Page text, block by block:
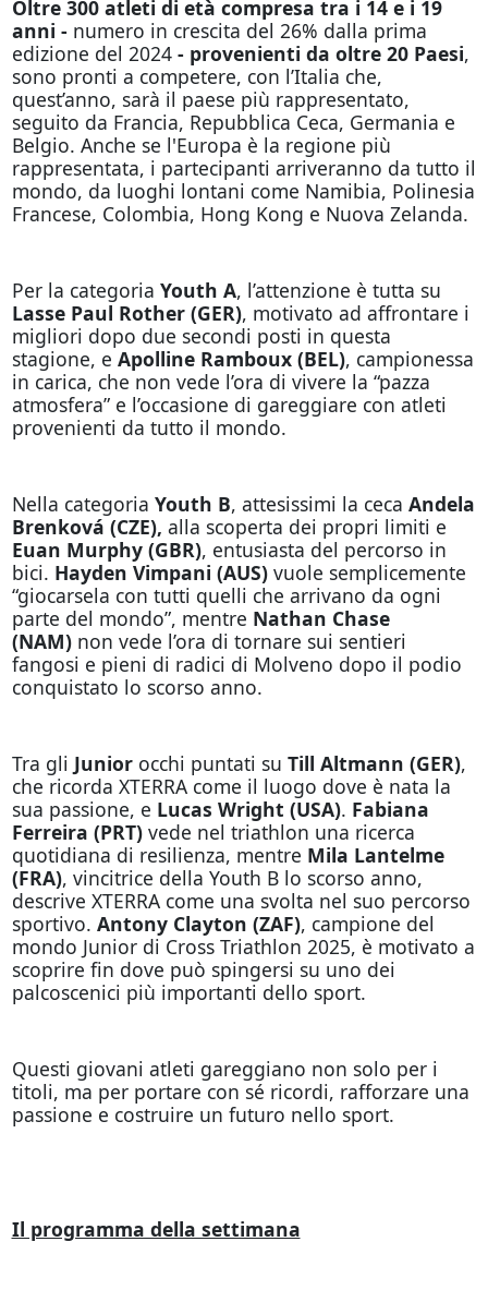
Oltre 300 atleti di età compresa tra i 14 e i 19
anni - numero in crescita del 26% dalla prima
edizione del 2024- provenienti da oltre 20 Paesi,
sono pronti a competere, con l’Italia che,
quest’anno, sarà il paese più rappresentato,
seguito da Francia, Repubblica Ceca, Germania e
Belgio. Anche se l'Europa è la regione più
rappresentata, i partecipanti arriveranno da tutto il
mondo, da luoghi lontani come Namibia, Polinesia
Francese, Colombia, Hong Kong e Nuova Zelanda.
Per la categoria Youth A, l’attenzione è tutta su
Lasse Paul Rother (GER), motivato ad affrontare i
migliori dopo due secondi posti in questa
stagione, e Apolline Ramboux (BEL), campionessa
in carica, che non vede l’ora di vivere la “pazza
atmosfera” e l’occasione di gareggiare con atleti
provenienti da tutto il mondo.
Nella categoria Youth B, attesissimi la ceca Andela
Brenková (CZE), alla scoperta dei propri limiti e
Euan Murphy (GBR), entusiasta del percorso in
bici. Hayden Vimpani (AUS)vuole semplicemente
“giocarsela con tutti quelli che arrivano da ogni
parte del mondo”, mentre Nathan Chase
(NAM)non vede l’ora di tornare sui sentieri
fangosi e pieni di radici di Molveno dopo il podio
conquistato lo scorso anno.
Tra gli Juniorocchi puntati su Till Altmann (GER),
che ricorda XTERRA come il luogo dove è nata la
sua passione, e Lucas Wright (USA). Fabiana
Ferreira (PRT)vede nel triathlon una ricerca
quotidiana di resilienza, mentre Mila Lantelme
(FRA), vincitrice della Youth B lo scorso anno,
descrive XTERRA come una svolta nel suo percorso
sportivo. Antony Clayton (ZAF), campione del
mondo Junior di Cross Triathlon 2025, è motivato a
scoprire fin dove può spingersi su uno dei
palcoscenici più importanti dello sport.
Questi giovani atleti gareggiano non solo per i
titoli, ma per portare con sé ricordi, rafforzare una
passione e costruire un futuro nello sport.
Il programma della settimana